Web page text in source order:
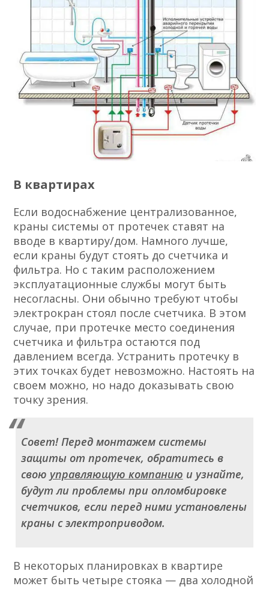
В квартирах
Если водоснабжение централизованное,
краны системы от протечек ставят на
вводе в квартиру/дом. Намного лучше,
если краны будут стоять до счетчика и
фильтра. Но с таким расположением
эксплуатационные службы могут быть
несогласны. Они обычно требуют чтобы
электрокран стоял после счетчика. В этом
случае, при протечке место соединения
счетчика и фильтра остаются под
давлением всегда. Устранить протечку в
этих точках будет невозможно. Настоять на
своем можно, но надо доказывать свою
точку зрения.
Совет! Перед монтажем системы
защиты от протечек, обратитесь в
свою управляющую компанию и узнайте,
будут ли проблемы при опломбировке
счетчиков, если перед ними установлены
краны с электроприводом.
В некоторых планировках в квартире
может быть четыре стояка — два холодной